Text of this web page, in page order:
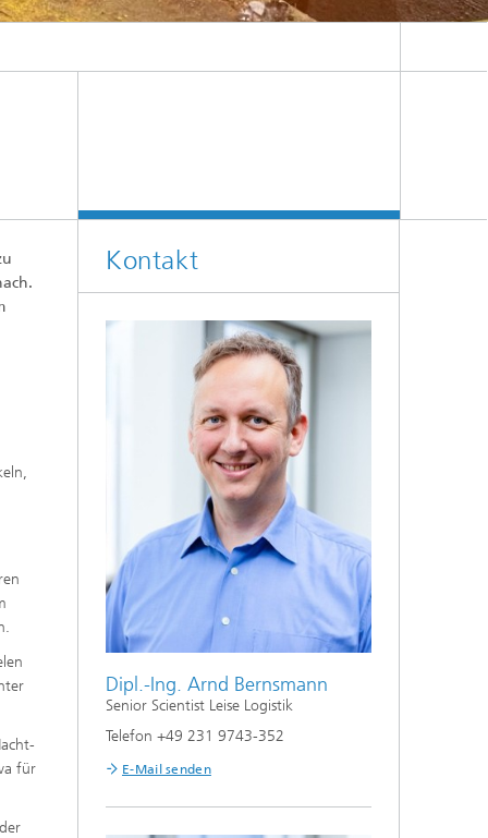
für
Kontakt
Dipl.-Ing. Arnd Bernsmann
Senior Scientist Leise Logistik
Telefon +49 231 9743-352
E-Mail senden